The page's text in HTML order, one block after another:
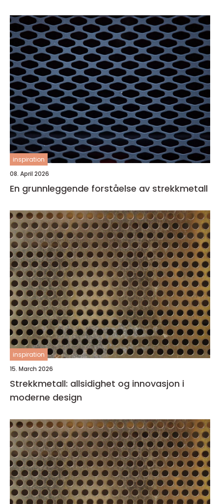
inspiration
08. April 2026
En grunnleggende forståelse av strekkmetall
inspiration
15. March 2026
Strekkmetall: allsidighet og innovasjon i
moderne design